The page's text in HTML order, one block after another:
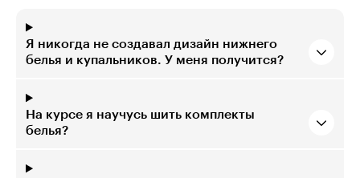
Я никогда не создавал дизайн нижнего
белья и купальников. У меня получится?
На курсе я научусь шить комплекты
белья?